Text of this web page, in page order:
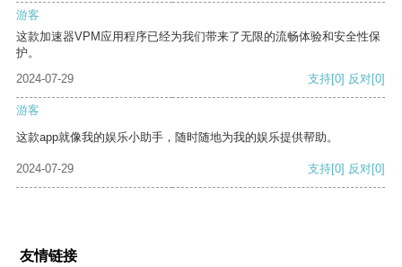
游客
这款加速器VPM应用程序已经为我们带来了无限的流畅体验和安全性保
护。
2024-07-29
支持[0] 反对[0]
游客
这款app就像我的娱乐小助手，随时随地为我的娱乐提供帮助。
2024-07-29 支持[0] 反对[0]
友情链接